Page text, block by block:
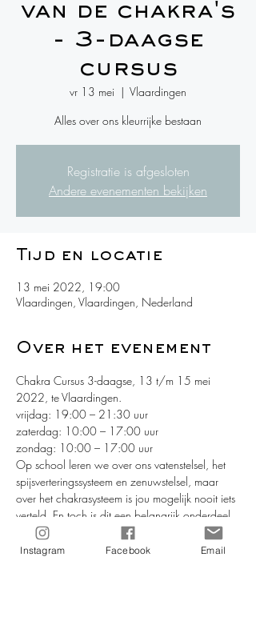
van de chakra's
- 3-daagse
cursus
vr 13 mei
  |
Vlaardingen
Alles over ons kleurrijke bestaan
Registratie is afgesloten
Andere evenementen bekijken
Tijd en locatie
13 mei 2022, 19:00
Vlaardingen, Vlaardingen, Nederland
Over het evenement
Chakra Cursus 3-daagse, 13 t/m 15 mei
2022, te Vlaardingen.
vrijdag: 19:00 – 21:30 uur
zaterdag: 10:00 – 17:00 uur
zondag: 10:00 – 17:00 uur
Op school leren we over ons vatenstelsel, het
spijsverteringssysteem en zenuwstelsel, maar
over het chakrasysteem is jou mogelijk nooit iets
verteld. En toch is dit een belangrijk onderdeel
van ons (subtiele) lichaam. Sterker nog, jouw
chakra-systeem is verweven met alles wat jij
Instagram Facebook Email